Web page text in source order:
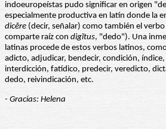
indoeuropeístas pudo significar en origen
especialmente productiva en latín donde la
dicĕre (decir, señalar) como también el verbo
comparte raíz con digĭtus, "dedo"). Una
latinas procede de estos verbos latinos,
adicto, adjudicar, bendecir, condición,
interdicción, fatídico, predecir, veredicto,
dedo, reivindicación, etc.
- Gracias: Helena